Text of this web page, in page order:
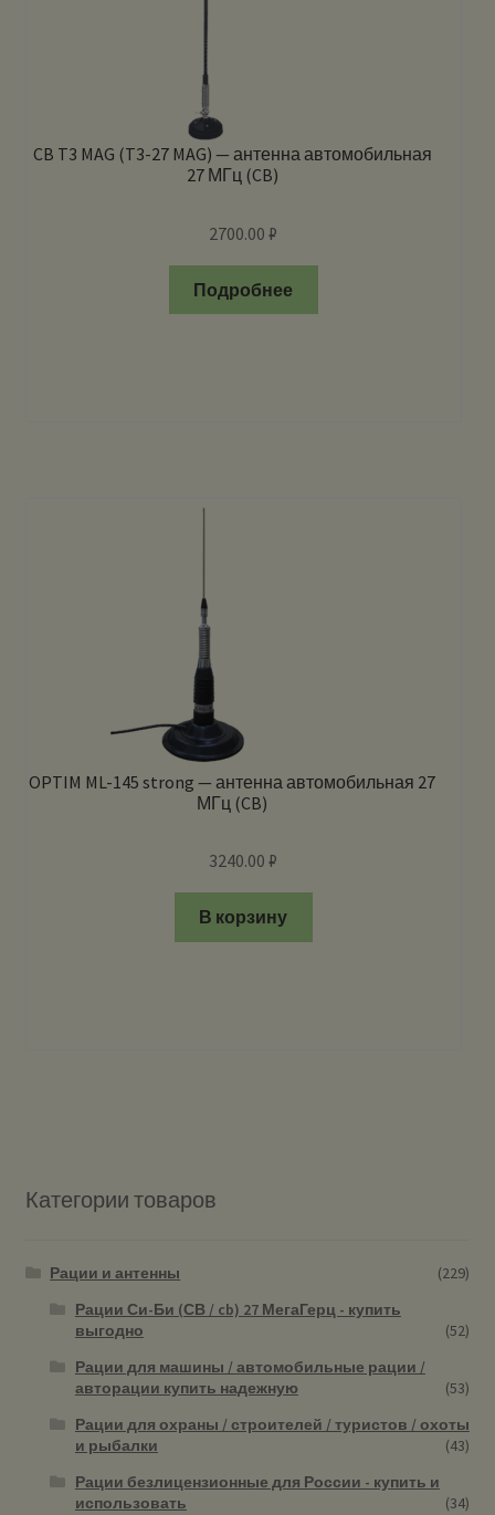
CB T3 MAG (T3-27 MAG) — антенна автомобильная
27 МГц (CB)
2700.00₽
Подробнее
OPTIM ML-145 strong — антенна автомобильная 27
МГц (CB)
3240.00₽
В корзину
Категории товаров
Рации и антенны
(229)
Рации Си-Би (СВ / cb) 27 МегаГерц - купить
выгодно
(52)
Рации для машины / автомобильные рации /
авторации купить надежную
(53)
Рации для охраны / строителей / туристов / охоты
и рыбалки
(43)
Рации безлицензионные для России - купить и
использовать
(34)